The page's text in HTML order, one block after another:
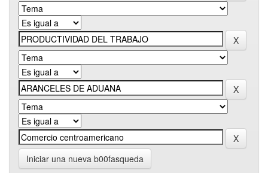
Iniciar una nueva b00fasqueda